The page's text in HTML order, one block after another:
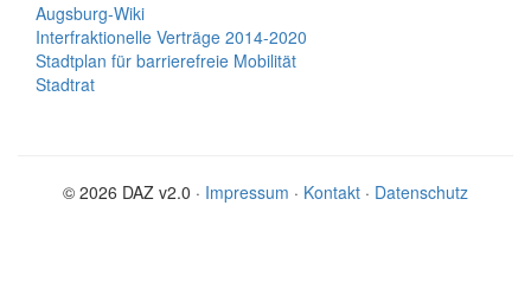
Augsburg-Wiki
Interfraktionelle Verträge 2014-2020
Stadtplan für barrierefreie Mobilität
Stadtrat
© 2026 DAZ v2.0 · Impressum · Kontakt · Datenschutz